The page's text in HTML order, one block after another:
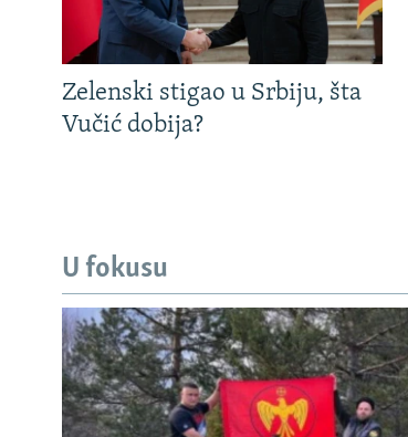
Zelenski stigao u Srbiju, šta
Vučić dobija?
U fokusu